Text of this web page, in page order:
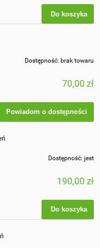
Do koszyka
Dostępność: brak towaru
70,00 zł
Powiadom o dostępności
Dostępność: jest
190,00 zł
Do koszyka